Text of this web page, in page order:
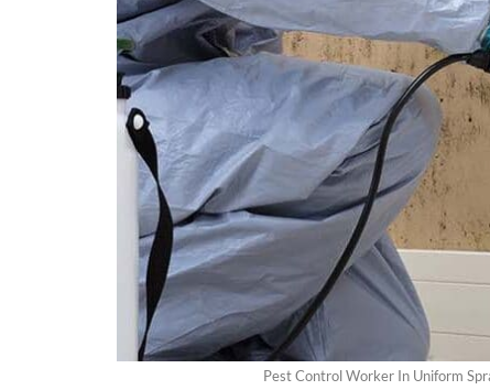
Pest Control Worker In Uniform